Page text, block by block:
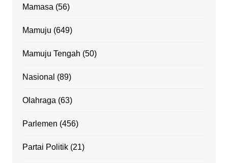
Mamasa (56)
Mamuju (649)
Mamuju Tengah (50)
Nasional (89)
Olahraga (63)
Parlemen (456)
Partai Politik(21)